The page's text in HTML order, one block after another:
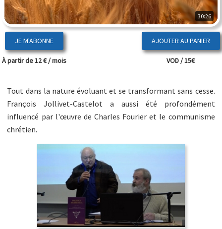
30:26
JE M'ABONNE
À partir de 12 € / mois VOD / 15€
Tout dans la nature évoluant et se transformant sans cesse.
François Jollivet-Castelot a aussi été profondément
influencé par l'œuvre de Charles Fourier et le communisme
chrétien.